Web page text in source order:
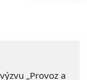
„Provoz a